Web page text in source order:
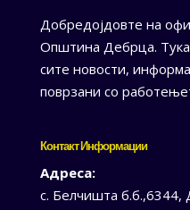
Добредојдовте на
Општина Дебрца.
сите новости,
поврзани со
Контакт Информации
Адреса:
с. Белчишта б.б.,6344,